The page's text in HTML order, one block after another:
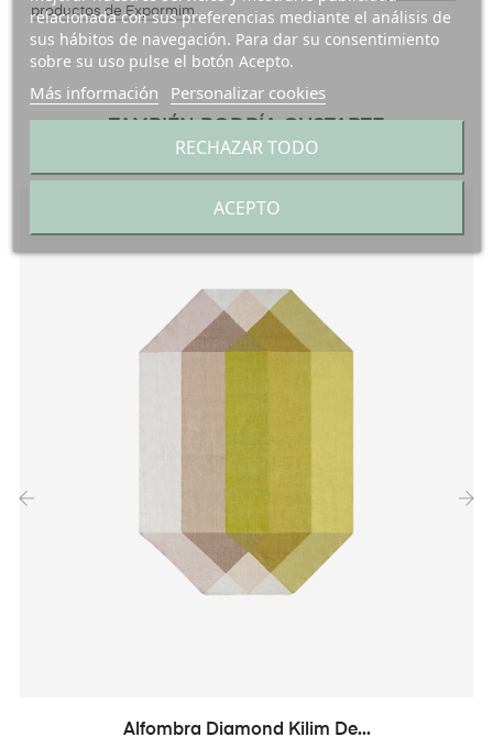
productos de Expormim.
TAMBIÉN PODRÍA GUSTARTE
Alfombra Diamond Kilim De...
relacionada con sus preferencias mediante el análisis de
sus hábitos de navegación. Para dar su consentimiento
sobre su uso pulse el botón Acepto.
Más información Personalizar cookies
RECHAZAR TODO
ACEPTO